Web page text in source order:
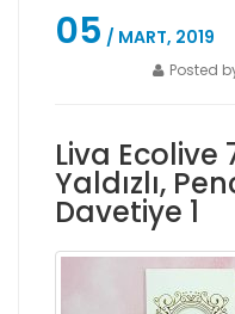
05 / MART, 2019
Posted
Liva Ecolive
Yaldızlı,
Davetiye 1